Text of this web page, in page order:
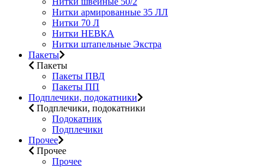
Нитки армированные 35 ЛЛ
Нитки 70 Л
Нитки НЕВКА
Нитки штапельные Экстра
Пакеты
Пакеты
Пакеты ПВД
Пакеты ПП
Подплечики, подокатники
Подплечики, подокатники
Подокатник
Подплечики
Прочее
Прочее
Прочее